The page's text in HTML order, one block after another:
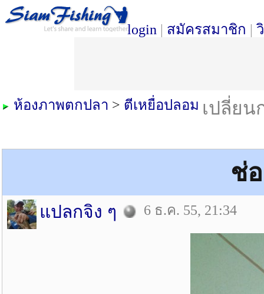
login | สมัครสมาชิก |
เปลี่ย
ห้องภาพตกปลา > ตีเหยื่อปลอม
ช่
แปลกจิง ๆ 6 ธ.ค. 55, 21:34